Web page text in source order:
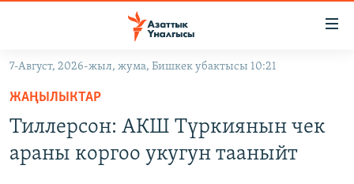
Навигацияга
өтүңүз
Издөөгө
салыңызКЫРГЫЗСТАН
УКРАИНА
7-Август, 2026-жыл, жума, Бишкек убактысы 10:21
ЖАҢЫЛЫКТАР
Тиллерсон: АКШ Түркиянын чек
араны коргоо укугун тааныйт